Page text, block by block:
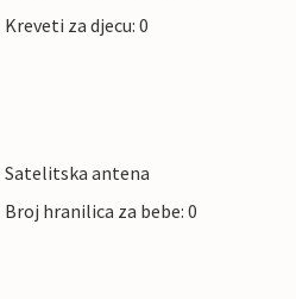
Kreveti za djecu: 0
Satelitska antena
Broj hranilica za bebe: 0